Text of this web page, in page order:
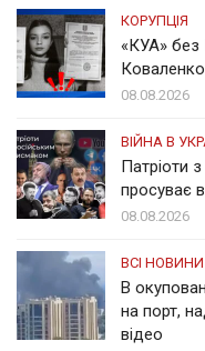
КОРУПЦІЯ
«КУА»
08.08.2026
ВІЙНА В
Патріоти
просуває в
08.08.2026
ВСІ НОВИНИ
В
на порт,
відео